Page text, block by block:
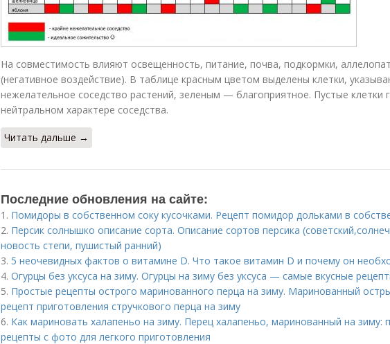
На совместимость влияют освещенность, питание, почва, подкормки,
(негативное воздействие). В таблице красным цветом выделены клетки,
нежелательное соседство растений, зеленым — благоприятное. Пустые клетки
нейтральном характере соседства.
Читать дальше →
Последние обновления на сайте:
1. Помидоры в собственном соку кусочками. Рецепт помидор дольками в
2. Персик солнышко описание сорта. Описание сортов персика
новость степи, пушистый ранний)
3. 5 неочевидных фактов о витамине D. Что такое витамин D и почему он
4. Огурцы без уксуса на зиму. Огурцы на зиму без уксуса — самые вкусные
5. Простые рецепты острого маринованного перца на зиму. Маринованный
рецепт приготовления стручкового перца на зиму
6. Как мариновать халапеньо на зиму. Перец халапеньо, маринованный на зиму:
рецепты с фото для легкого приготовления